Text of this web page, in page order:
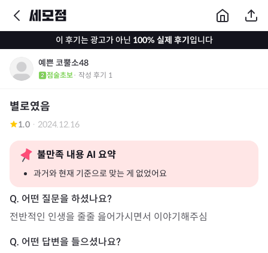
이 후기는 광고가 아닌 100% 실제 후기입니다
예쁜 코뿔소48
점술초보· 작성 후기 1
별로였음
1.0 · 2024.12.16
불만족 내용 AI 요약
과거와 현재 기준으로 맞는 게 없었어요
전반적인 인생을 줄줄 읊어가시면서 이야기해주심